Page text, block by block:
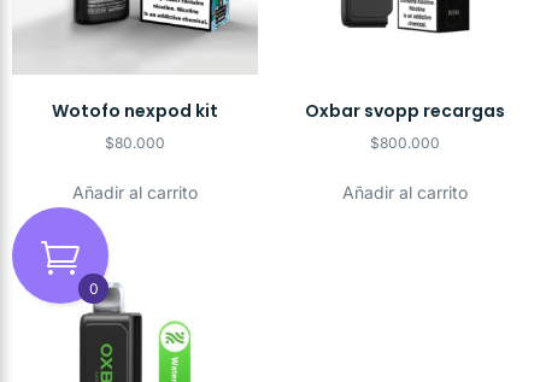
Wotofo nexpod kit
$80.000
Añadir al carrito
Oxbar svopp recargas
$800.000
Añadir al carrito
0